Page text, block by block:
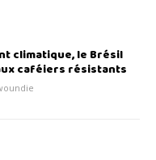
climatique, le Brésil
caféiers résistants